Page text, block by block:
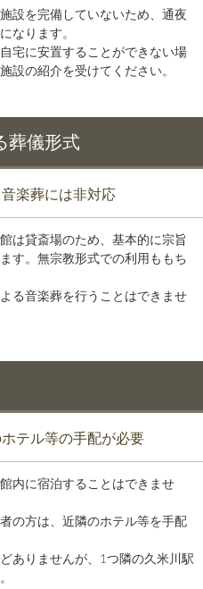
設を完備していないため、通夜
なります。
宅に安置することができない場
設の紹介を受けてください。
葬儀形式
楽葬には非対応
は貸斎場のため、基本的に宗旨
す。無宗教形式での利用ももち
る音楽葬を行うことはできませ
テル等の手配が必要
内に宿泊することはできませ
の方は、近隣のホテル等を手配
ありませんが、1つ隣の久米川駅